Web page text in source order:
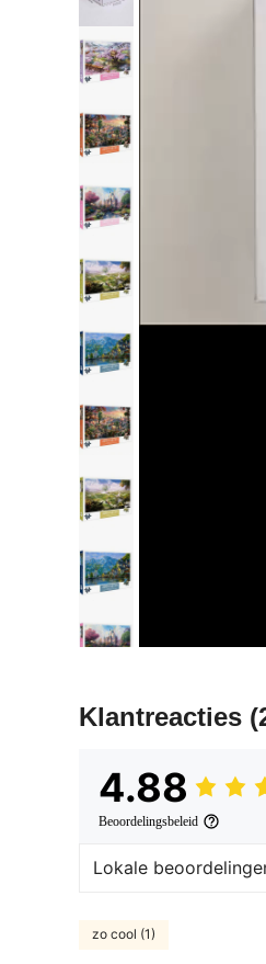
Klantreacties
4.88
Beoordelingsbeleid
Lokale
zo cool (1)